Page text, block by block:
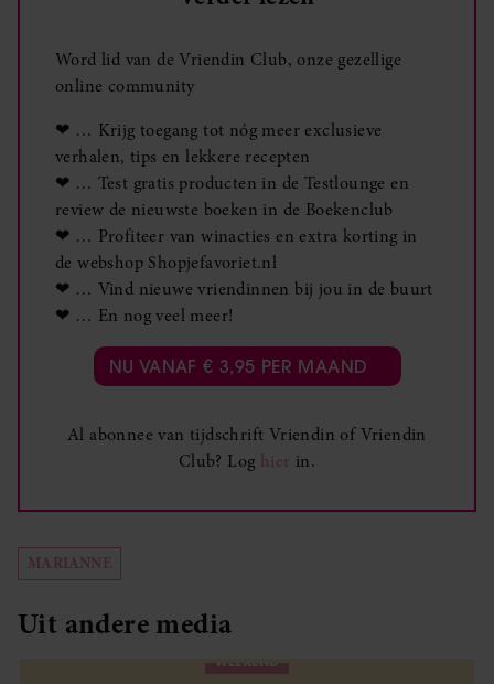
Word lid van de Vriendin Club, onze gezellige
online community
❤ … Krijg toegang tot nóg meer exclusieve
verhalen, tips en lekkere recepten
❤ … Test gratis producten in de Testlounge en
review de nieuwste boeken in de Boekenclub
❤ … Profiteer van winacties en extra korting in
de webshop Shopjefavoriet.nl
❤ … Vind nieuwe vriendinnen bij jou in de buurt
❤ … En nog veel meer!
NU VANAF € 3,95 PER MAAND
Al abonnee van tijdschrift Vriendin of Vriendin
Club? Log hier in.
MARIANNE
Uit andere media
WEEKEND